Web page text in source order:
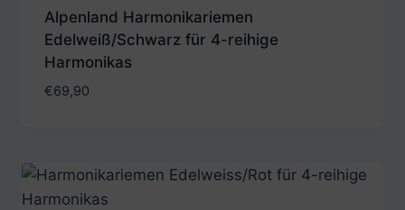
Alpenland Harmonikariemen
Edelweiß/Schwarz für 4-reihige
Harmonikas
€69,90